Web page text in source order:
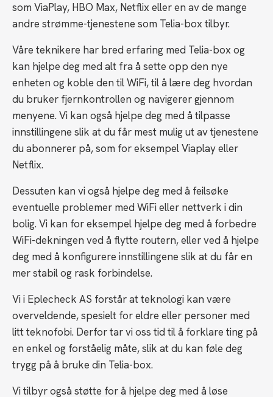
som ViaPlay, HBO Max, Netflix eller en av de mange
andre strømme-tjenestene som Telia-box tilbyr.
Våre teknikere har bred erfaring med Telia-box og
kan hjelpe deg med alt fra å sette opp den nye
enheten og koble den til WiFi, til å lære deg hvordan
du bruker fjernkontrollen og navigerer gjennom
menyene. Vi kan også hjelpe deg med å tilpasse
innstillingene slik at du får mest mulig ut av tjenestene
du abonnerer på, som for eksempel Viaplay eller
Netflix.
Dessuten kan vi også hjelpe deg med å feilsøke
eventuelle problemer med WiFi eller nettverk i din
bolig. Vi kan for eksempel hjelpe deg med å forbedre
WiFi-dekningen ved å flytte routern, eller ved å hjelpe
deg med å konfigurere innstillingene slik at du får en
mer stabil og rask forbindelse.
Vi i Eplecheck AS forstår at teknologi kan være
overveldende, spesielt for eldre eller personer med
litt teknofobi. Derfor tar vi oss tid til å forklare ting på
en enkel og forståelig måte, slik at du kan føle deg
trygg på å bruke din Telia-box.
Vi tilbyr også støtte for å hjelpe deg med å løse